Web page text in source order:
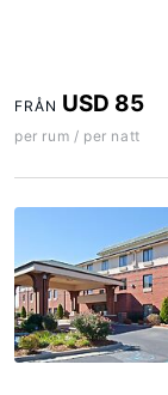
FRÅN USD 85
per rum / per natt